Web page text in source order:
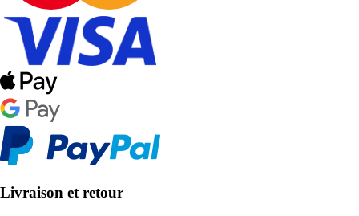
Livraison et retour